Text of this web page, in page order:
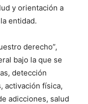
y orientación a
entidad.
derecho”,
bajo la que se
detección
activación física,
adicciones, salud